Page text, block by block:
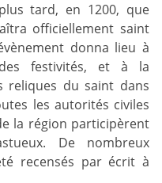
tard, en 1200, que
officiellement saint
donna lieu à
festivités, et à la
reliques du saint dans
les autorités civiles
la région participèrent
De nombreux
recensés par écrit à